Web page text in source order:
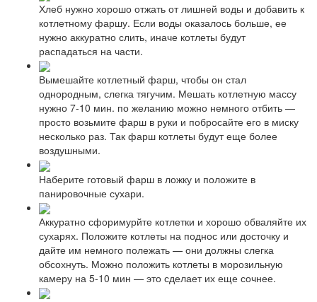
Хлеб нужно хорошо отжать от лишней воды и добавить к
котлетному фаршу. Если воды оказалось больше, ее
нужно аккуратно слить, иначе котлеты будут
распадаться на части.
Вымешайте котлетный фарш, чтобы он стал
однородным, слегка тягучим. Мешать котлетную массу
нужно 7-10 мин. по желанию можно немного отбить —
просто возьмите фарш в руки и побросайте его в миску
несколько раз. Так фарш котлеты будут еще более
воздушными.
Наберите готовый фарш в ложку и положите в
панировочные сухари.
Аккуратно сфоримурйте котлетки и хорошо обваляйте их
сухарях. Положите котлеты на поднос или досточку и
дайте им немного полежать — они должны слегка
обсохнуть. Можно положить котлеты в морозильную
камеру на 5-10 мин — это сделает их еще сочнее.